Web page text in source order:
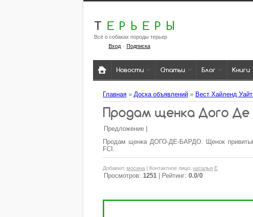
Т ЕРЬЕРЫ
Всё о собаках породы терьер
Вход· Подписка
Новости Статьи Блог Книги
Главная » Доска объявлений » Вест Хайленд
Продам щенка Дого Де
Предложение |
Продам щенка ДОГО-ДЕ-БАРДО. Щенок
FCI.
Добавил: мосина | Контактное лицо: наталья E
Просмотров: 1251 Рейтинг: 0.0/0